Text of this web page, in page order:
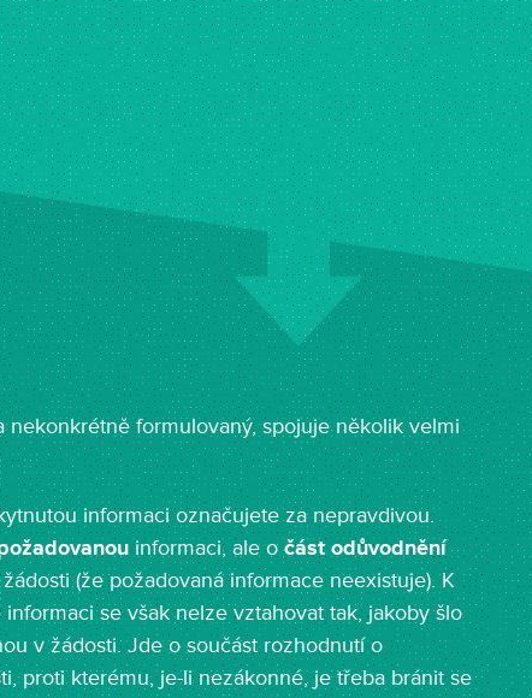
nekonkrétně formulovaný, spojuje několik velmi
informaci označujete za nepravdivou.
informaci, ale očást odůvodnění
(že požadovaná informace neexistuje). K
se však nelze vztahovat tak, jakoby šlo
v žádosti. Jde o součást rozhodnutí o
proti kterému, je-li nezákonné, je třeba bránit se